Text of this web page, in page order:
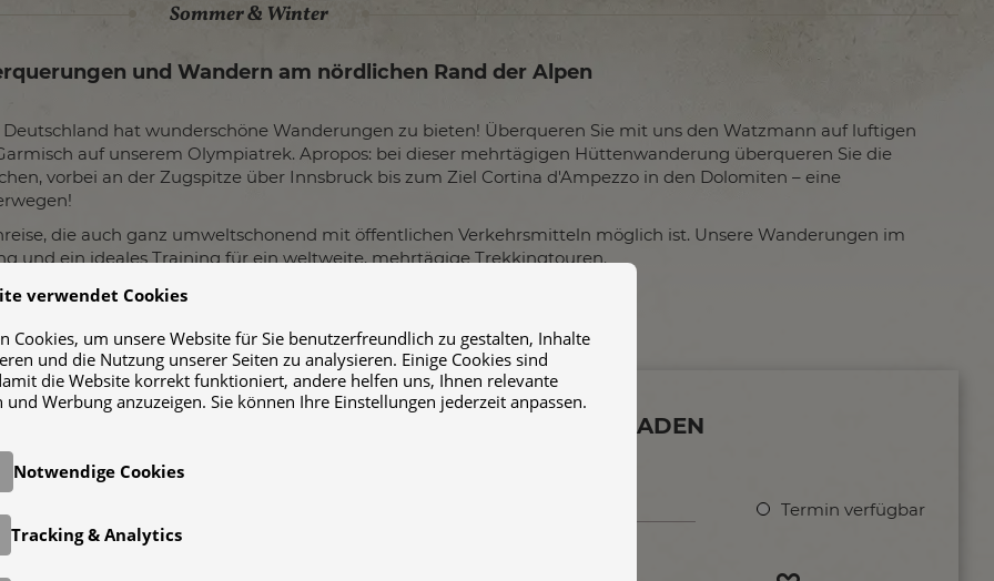
Sommer & Winter
und Wandern am nördlichen Rand der Alpen
hat wunderschöne Wanderungen zu bieten! Überqueren Sie mit uns den Watzmann auf luftigen
auf unserem Olympiatrek. Apropos: bei dieser mehrtägigen Hüttenwanderung überqueren Sie die
vorbei an der Zugspitze über Innsbruck bis zum Ziel Cortina d'Ampezzo in den Dolomiten – eine
die auch ganz umweltschonend mit öffentlichen Verkehrsmitteln möglich ist. Unsere Wanderungen im
und ein ideales Training für ein weltweite, mehrtägige Trekkingtouren.
- BERGWANDERUNG IM NATIONALPARK BERCHTESGADEN
Bergtour im Nationalpark
und im Steinernen Meer
Bergtour im Nationalpark
Termin verfügbar
verwendet Cookies
Cookies, um unsere Website für Sie benutzerfreundlich zu gestalten, Inhalte
und die Nutzung unserer Seiten zu analysieren. Einige Cookies sind
die Website korrekt funktioniert, andere helfen uns, Ihnen relevante
Werbung anzuzeigen. Sie können Ihre Einstellungen jederzeit anpassen.
Notwendige Cookies
Tracking & Analytics